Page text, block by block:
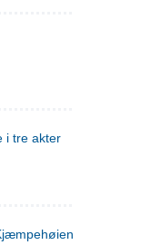
i tre akter
(1850) ;